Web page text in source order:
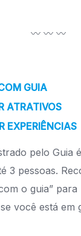
〰️ 〰️ 〰️
GUIA
ATRATIVOS
EXPERIÊNCIAS
pelo Guia
3 pessoas.
o guia”
você está em